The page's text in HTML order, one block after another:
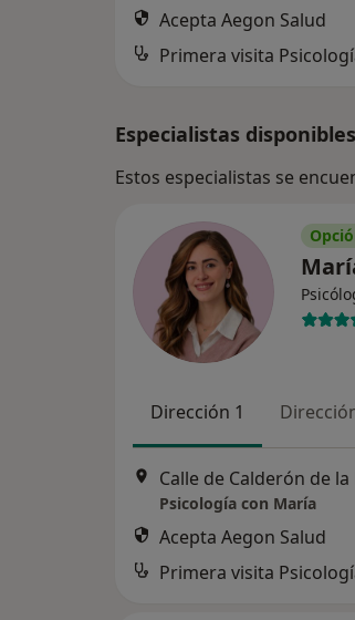
Acepta Aegon Salud
Primera visita
Especialistas disponibles
Estos especialistas se
Dirección 1
Psicología con María
Acepta Aegon Salud
Primera visita